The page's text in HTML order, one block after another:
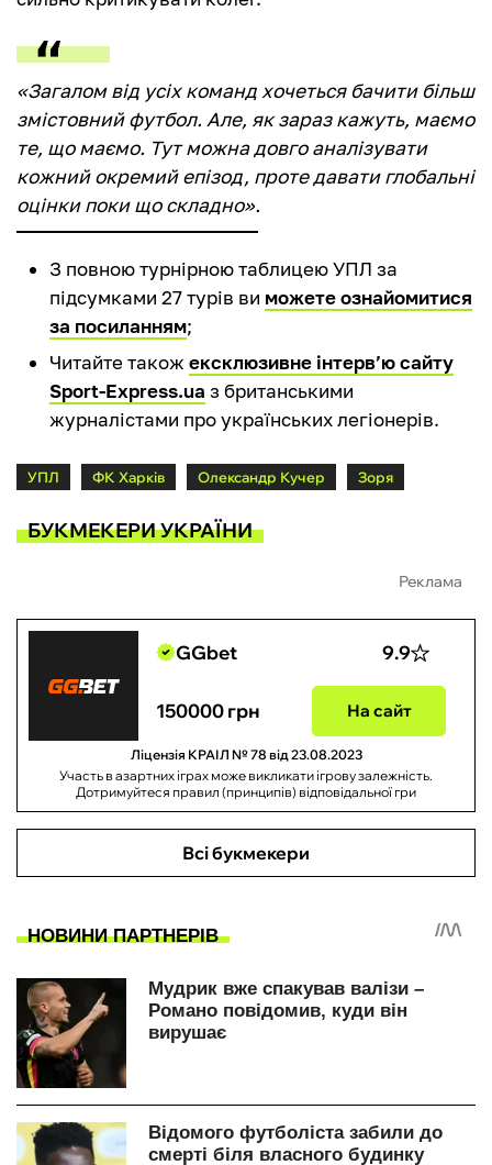
«Загалом від усіх команд хочеться бачити більш
змістовний футбол. Але, як зараз кажуть, маємо
те, що маємо. Тут можна довго аналізувати
кожний окремий епізод, проте давати глобальні
оцінки поки що складно».
З повною турнірною таблицею УПЛ за
підсумками 27 турів ви можете ознайомитися
за посиланням;
Читайте також ексклюзивне інтерв’ю сайту
Sport-Express.ua з британськими
журналістами про українських легіонерів.
УПЛ ФК Харків Олександр Кучер Зоря
БУКМЕКЕРИ УКРАЇНИ
Реклама
GGbet 9.9
150000 грн На сайт
Ліцензія КРАІЛ № 78 від 23.08.2023
Участь в азартних іграх може викликати ігрову залежність.
Дотримуйтеся правил (принципів) відповідальної гри
Всі букмекери